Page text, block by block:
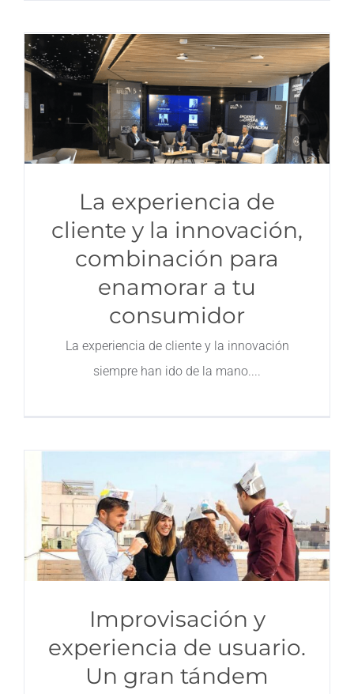
La experiencia de
cliente y la innovación,
combinación para
enamorar a tu
consumidor
La experiencia de cliente y la innovación
siempre han ido de la mano.
Improvisación y
experiencia de usuario.
Un gran tándem